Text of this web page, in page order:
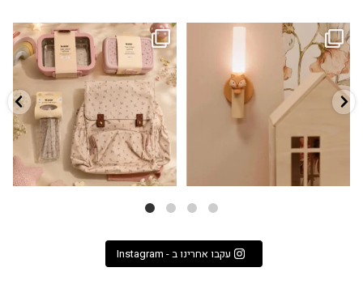
✨ חוזרים למסגרת בסטייל! ✨
הקולקציה החדשה...
9 4
גם פריט עיצובי לחדר, גם מנורת לילה
...
3 0
עקבו אחרינו ב - Instagram